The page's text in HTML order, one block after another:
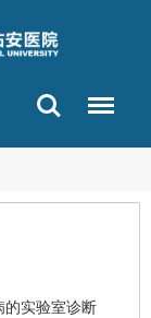
的实验室诊断